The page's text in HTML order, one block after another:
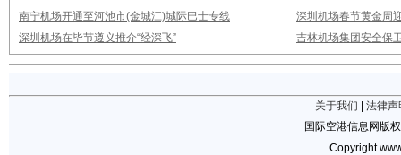
南宁机场开通至河池市(金城江)城际巴士专线
深圳机场春节黄金周
深圳机场在毕节遵义推介“经深飞”
吉林机场集团安全保
关于我们
法律声
国际空港信息网版
Copyright